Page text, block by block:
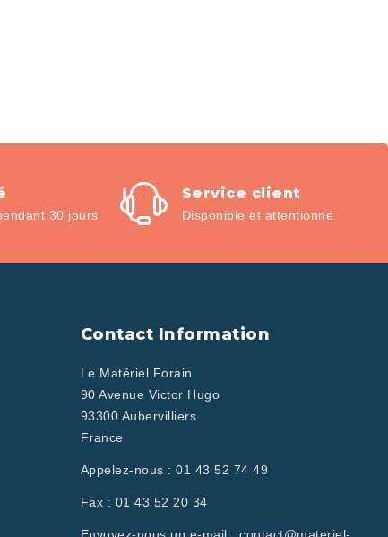
30 jours
Service client
Disponible et attentionné
Contact Information
Le Matériel Forain
90 Avenue Victor Hugo
93300 Aubervilliers
France
Appelez-nous : 01 43 52 74 49
Fax : 01 43 52 20 34